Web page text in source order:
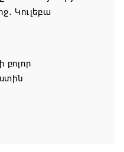
է
ծառայության պետի
Կուլեբա